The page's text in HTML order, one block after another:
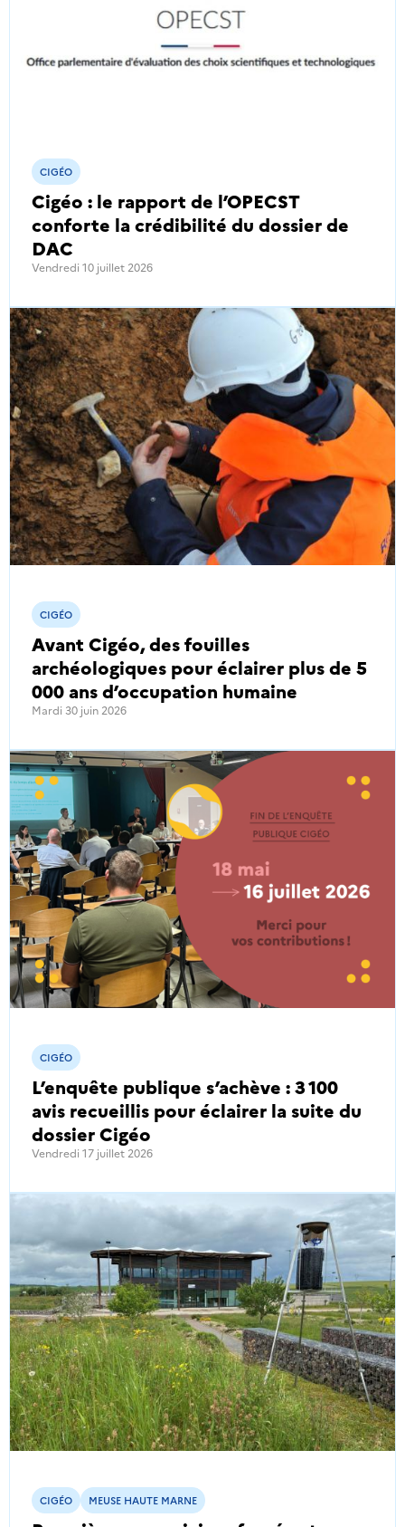
Cigéo : le rapport de l’OPECST
conforte la crédibilité du dossier de
DAC
CIGÉO
Vendredi 10 juillet 2026
Avant Cigéo, des fouilles
archéologiques pour éclairer plus de 5
000 ans d’occupation humaine
CIGÉO
Mardi 30 juin 2026
L’enquête publique s’achève : 3 100
avis recueillis pour éclairer la suite du
dossier Cigéo
CIGÉO
Vendredi 17 juillet 2026
CIGÉO MEUSE HAUTE MARNE